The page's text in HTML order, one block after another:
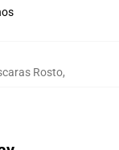
Rosto,